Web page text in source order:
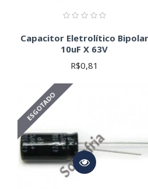
Capacitor Eletrolítico Bipolar
10uF X 63V
R$0,81
ESGOTADO